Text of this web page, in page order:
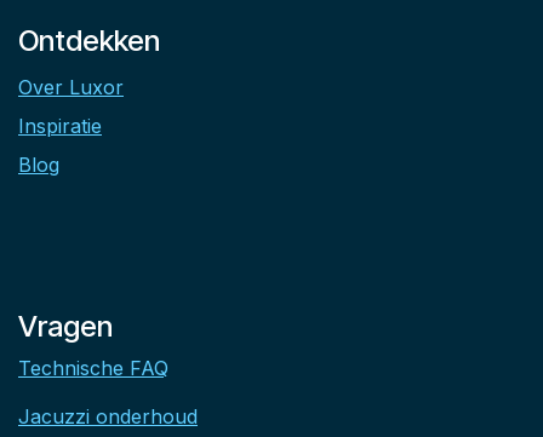
Ontdekken
Over Luxor
Inspiratie
Blog
Vragen
Technische FAQ
Jacuzzi onderhoud